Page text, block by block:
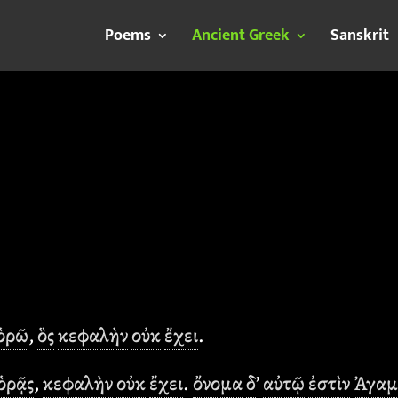
Poems Ancient Greek Sanskrit
,ὃςκεφαλὴνοὐκἔχει.
,κεφαλὴνοὐκἔχει.ὄνομαδ’αὐτῷἐστὶν